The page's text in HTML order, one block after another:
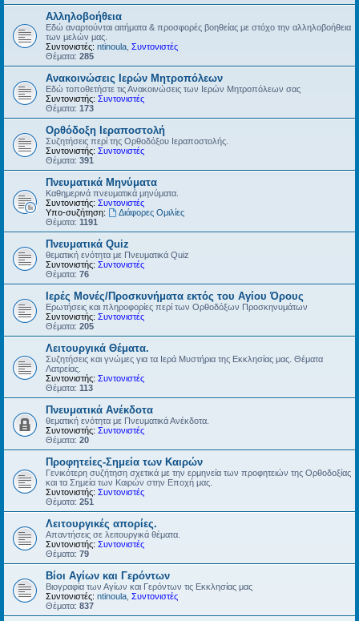
Αλληλοβοήθεια
Εδώ αναρτούνται αιτήματα & προσφορές βοηθείας με στόχο την αλληλοβοήθεια
των μελών μας.
Συντονιστές: ntinoula Συντονιστές
Θέματα: 285
Ανακοινώσεις Ιερών Μητροπόλεων
Εδώ τοποθετήστε τις Ανακοινώσεις των Ιερών Μητροπόλεων σας
Συντονιστής: Συντονιστές
Θέματα: 173
Ορθόδοξη Ιεραποστολή
Συζητήσεις περί της Ορθοδόξου Ιεραποστολής.
Συντονιστής: Συντονιστές
Θέματα: 391
Πνευματικά Μηνύματα
Καθημερινά πνευματικά μηνύματα.
Συντονιστής: Συντονιστές
Υπο-συζήτηση:
Διάφορες Ομιλίες
Θέματα: 1191
Πνευματικά Quiz
θεματική ενότητα με Πνευματικά Quiz
Συντονιστής: Συντονιστές
Θέματα: 76
Ιερές Μονές/Προσκυνήματα εκτός του Αγίου Όρους
Ερωτήσεις και πληροφορίες περί των Ορθοδόξων Προσκηνυμάτων
Συντονιστής: Συντονιστές
Θέματα: 205
Λειτουργικά Θέματα.
Συζητήσεις και γνώμες για τα Ιερά Μυστήρια της Εκκλησίας μας. Θέματα
Λατρείας.
Συντονιστής: Συντονιστές
Θέματα: 113
Πνευματικά Ανέκδοτα
θεματική ενότητα με Πνευματικά Ανέκδοτα.
Συντονιστής: Συντονιστές
Θέματα: 20
Προφητείες-Σημεία των Καιρών
Γενικότερη συζήτηση σχετικά με την ερμηνεία των προφητειών της Ορθοδοξίας
και τα Σημεία των Καιρών στην Εποχή μας.
Συντονιστής: Συντονιστές
Θέματα: 251
Λειτουργικές απορίες.
Απαντήσεις σε λειτουργικά θέματα.
Συντονιστής: Συντονιστές
Θέματα: 79
Βίοι Αγίων και Γερόντων
Βιογραφία των Αγίων και Γερόντων τις Εκκλησίας μας
Συντονιστές: ntinoula Συντονιστές
Θέματα: 837